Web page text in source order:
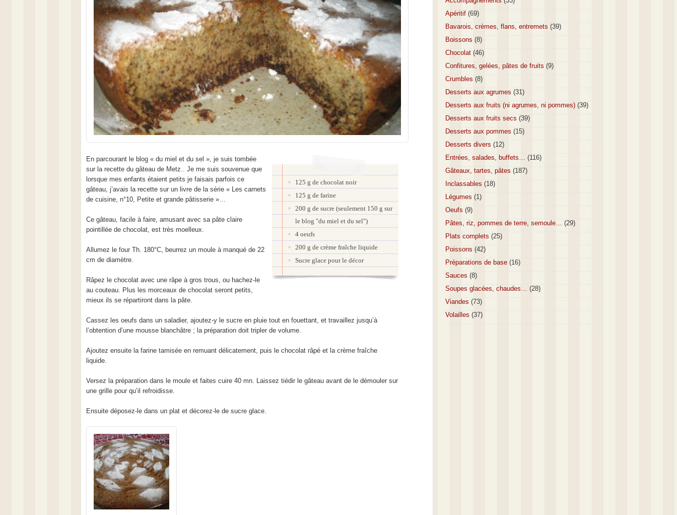
125 g de chocolat noir
125 g de farine
200 g de sucre (seulement 150 g sur
le blog "du miel et du sel")
4 oeufs
200 g de crème fraîche liquide
Sucre glace pour le décor
En parcourant le blog « du miel et du sel », je suis tombée
sur la recette du gâteau de Metz.. Je me suis souvenue que
lorsque mes enfants étaient petits je faisais parfois ce
gâteau, j’avais la recette sur un livre de la série « Les carnets
de cuisine, n°10, Petite et grande pâtisserie »…
Ce gâteau, facile à faire, amusant avec sa pâte claire
pointillée de chocolat, est très moelleux.
Allumez le four Th. 180°C, beurrez un moule à manqué de 22
cm de diamètre.
Râpez le chocolat avec une râpe à gros trous, ou hachez-le
au couteau. Plus les morceaux de chocolat seront petits,
mieux ils se répartiront dans la pâte.
Cassez les oeufs dans un saladier, ajoutez-y le sucre en pluie tout en fouettant, et travaillez jusqu’à
l’obtention d’une mousse blanchâtre ; la préparation doit tripler de volume.
Ajoutez ensuite la farine tamisée en remuant délicatement, puis le chocolat râpé et la crème fraîche
liquide.
Versez la préparation dans le moule et faites cuire 40 mn. Laissez tiédir le gâteau avant de le démouler sur
une grille pour qu’il refroidisse.
Ensuite déposez-le dans un plat et décorez-le de sucre glace.
Apéritif (69)
Bavarois, crèmes, flans, entremets (39)
Boissons (8)
Chocolat (46)
Confitures, gelées, pâtes de fruits (9)
Crumbles (8)
Desserts aux agrumes (31)
Desserts aux fruits (ni agrumes, ni pommes) (39)
Desserts aux fruits secs (39)
Desserts aux pommes (15)
Desserts divers (12)
Entrées, salades, buffets… (116)
Gâteaux, tartes, pâtes (187)
Inclassables (18)
Légumes (1)
Oeufs (9)
Pâtes, riz, pommes de terre, semoule… (29)
Plats complets (25)
Poissons (42)
Préparations de base (16)
Sauces (8)
Soupes glacées, chaudes… (28)
Viandes (73)
Volailles (37)